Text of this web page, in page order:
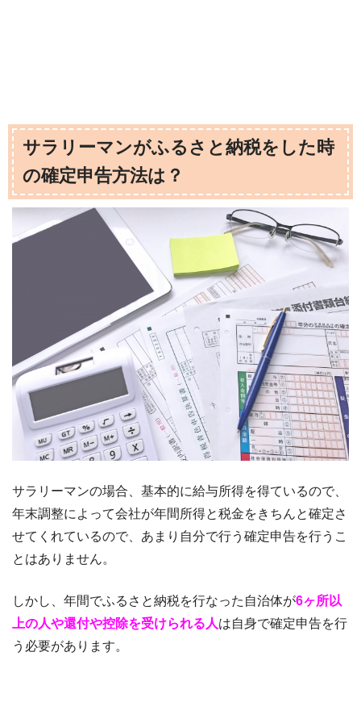
サラリーマンがふるさと納税をした時
の確定申告方法は？
サラリーマンの場合、基本的に給与所得を得ているので、
年末調整によって会社が年間所得と税金をきちんと確定さ
せてくれているので、あまり自分で行う確定申告を行うこ
とはありません。
しかし、年間でふるさと納税を行なった自治体が6ヶ所以
上の人や還付や控除を受けられる人は自身で確定申告を行
う必要があります。